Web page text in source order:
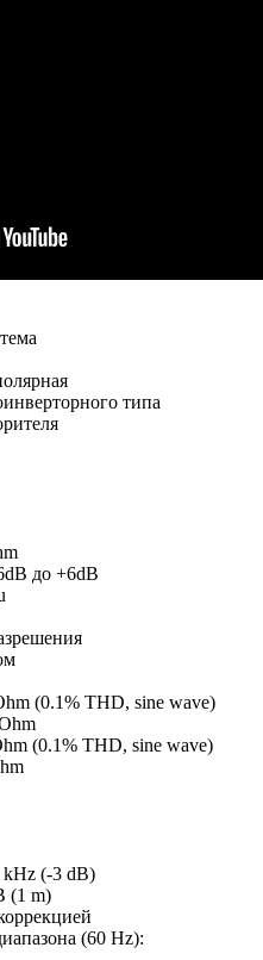
типа
до +6dB
(0.1% THD, sine wave)
(0.1% THD, sine wave)
kHz (-3 dB)
(1 m)
(60 Hz):